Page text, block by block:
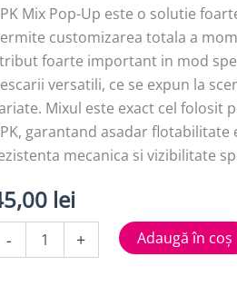
Mix Pop-Up este o solutie
customizarea totala a
foarte important in mod
versatili, ce se expun la
Mixul este exact cel folosit
garantand asadar flotabilitate
mecanica si vizibilitate
lei
- + Adaugă în coș